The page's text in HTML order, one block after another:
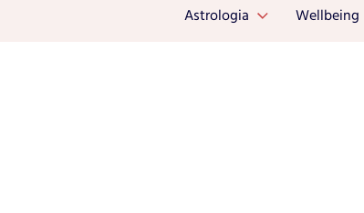
Astrologia Wellbeing